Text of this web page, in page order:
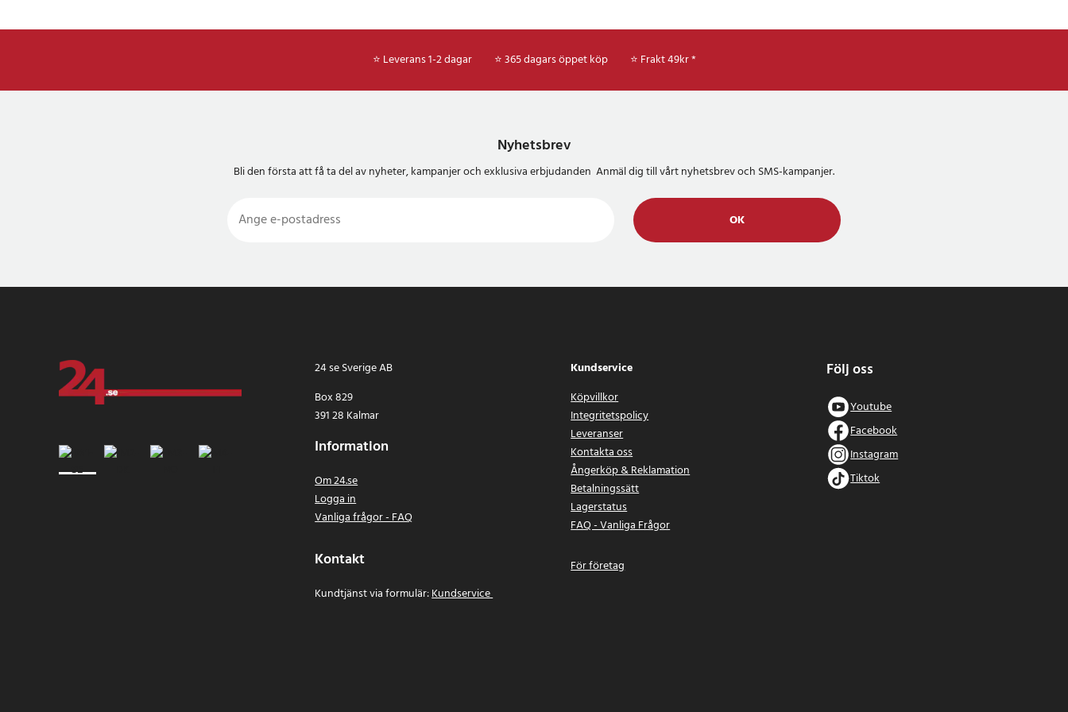
⭐ Leverans 1-2 dagar ⭐ 365 dagars öppet köp ⭐ Frakt 49kr *
Nyhetsbrev
Bli den första att få ta del av nyheter, kampanjer och exklusiva erbjudanden Anmäl dig till vårt nyhetsbrev och SMS-kampanjer.
OK
24 se Sverige AB
Box 829
391 28 Kalmar
Information
Om 24.se
Logga in
Vanliga frågor - FAQ
Kontakt
Kundtjänst via formulär:Kundservice
Kundservice
Köpvillkor
Integritetspolicy
Leveranser
Kontakta oss
Ångerköp & Reklamation
Betalningssätt
Lagerstatus
FAQ - Vanliga Frågor
För företag
Följ oss
Youtube
Facebook
Instagram
Tiktok